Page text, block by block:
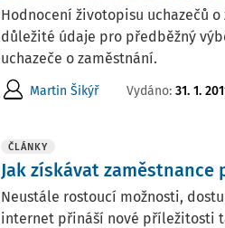
Hodnocení životopisu uchazečů
důležité údaje pro předběžný
uchazeče o zaměstnání.
Martin Šikýř Vydáno: 31. 1.
ČLÁNKY
Jak získávat
Neustále rostoucí možnosti,
internet přináší nové příležitosti